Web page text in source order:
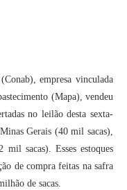
empresa vinculada
(Mapa), vendeu
no leilão desta sexta-
Gerais (40 mil sacas),
sacas). Esses estoques
de compra feitas na safra
de sacas.